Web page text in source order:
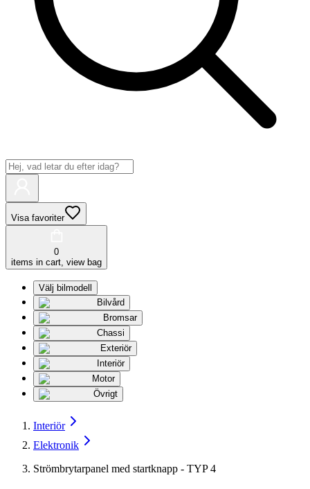
Visa favoriter
0
items in cart, view bag
Välj bilmodell
Bilvård
Bromsar
Chassi
Exteriör
Interiör
Motor
Övrigt
Interiör
Elektronik
Strömbrytarpanel med startknapp - TYP 4